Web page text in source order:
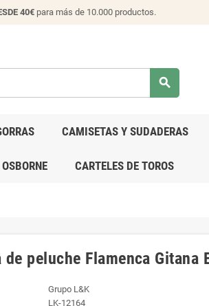
40€para más de 10.000 productos.
search
CAMISETAS Y SUDADERAS
OSBORNE CARTELES DE TOROS
de peluche Flamenca Gitana
Grupo L&K
LK-12164